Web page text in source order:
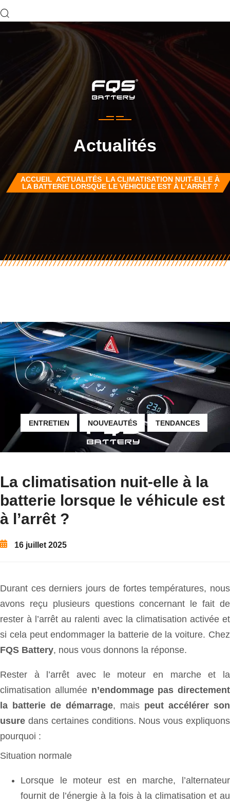
Actualités
ACCUEIL ACTUALITÉS LA CLIMATISATION NUIT-ELLE À
LA BATTERIE LORSQUE LE VÉHICULE EST À L’ARRÊT ?
ENTRETIEN NOUVEAUTÉS TENDANCES
La climatisation nuit-elle à la
batterie lorsque le véhicule est
à l’arrêt ?
16 juillet 2025
Durant ces derniers jours de fortes températures, nous
avons reçu plusieurs questions concernant le fait de
rester à l’arrêt au ralenti avec la climatisation activée et
si cela peut endommager la batterie de la voiture. Chez
FQS Battery, nous vous donnons la réponse.
Rester à l’arrêt avec le moteur en marche et la
climatisation allumée n’endommage pas directement
la batterie de démarrage, mais peut accélérer son
usure dans certaines conditions. Nous vous expliquons
pourquoi :
Situation normale
Lorsque le moteur est en marche, l’alternateur
fournit de l’énergie à la fois à la climatisation et au